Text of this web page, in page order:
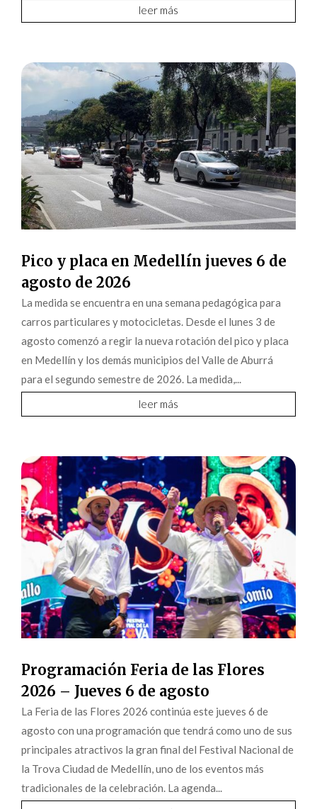
leer más
Pico y placa en Medellín jueves 6 de
agosto de 2026
La medida se encuentra en una semana pedagógica para
carros particulares y motocicletas. Desde el lunes 3 de
agosto comenzó a regir la nueva rotación del pico y placa
en Medellín y los demás municipios del Valle de Aburrá
para el segundo semestre de 2026. La medida,...
leer más
Programación Feria de las Flores
2026 – Jueves 6 de agosto
La Feria de las Flores 2026 continúa este jueves 6 de
agosto con una programación que tendrá como uno de sus
principales atractivos la gran final del Festival Nacional de
la Trova Ciudad de Medellín, uno de los eventos más
tradicionales de la celebración. La agenda...